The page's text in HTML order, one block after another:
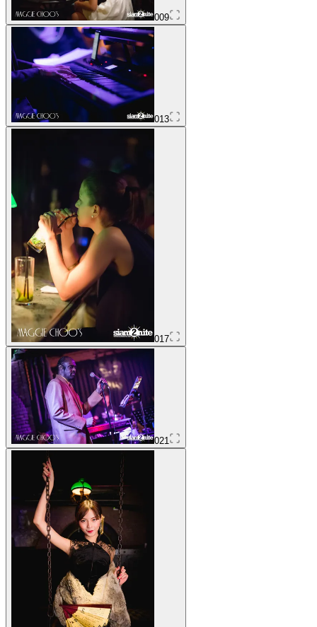
009
013
017
021